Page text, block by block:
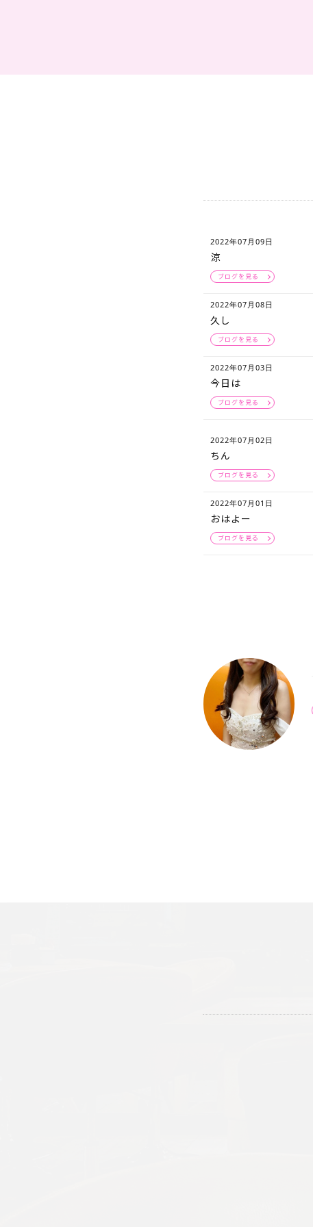
2022年07月09日
涼
ブログを見る
2022年07月08日
久し
ブログを見る
2022年07月03日
今日は
ブログを見る
2022年07月02日
ちん
ブログを見る
2022年07月01日
おはよー
ブログを見る